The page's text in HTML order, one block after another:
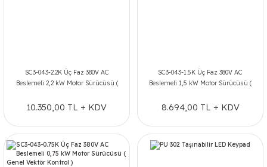
SC3-043-2.2K Üç Faz 380V AC
Beslemeli 2,2 kW Motor Sürücüsü (
10.350,00 TL + KDV
SC3-043-1.5K Üç Faz 380V AC
Beslemeli 1,5 kW Motor Sürücüsü (
8.694,00 TL + KDV